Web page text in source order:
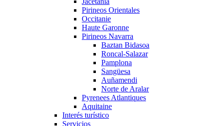
Pirineos Orientales
Occitanie
Haute Garonne
Pirineos Navarra
Baztan Bidasoa
Roncal-Salazar
Pamplona
Sangüesa
Auñamendi
Norte de Aralar
Pyrenees Atlantiques
Aquitaine
Interés turístico
Servicios